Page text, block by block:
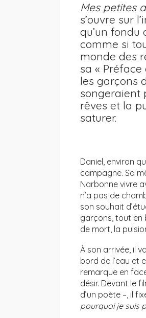
Mes petites
s’ouvre sur
qu’un fondu
comme si
monde des
sa « Préface
les garçons
songeraient
rêves et la
saturer.
Daniel, environ
campagne. Sa
Narbonne vivre
n’a pas de
son souhait
garçons, tout en
de mort, la
À son arrivée, il
bord de l’eau et
remarque en
désir. Devant le
d’un poète –, il
pourquoi je suis